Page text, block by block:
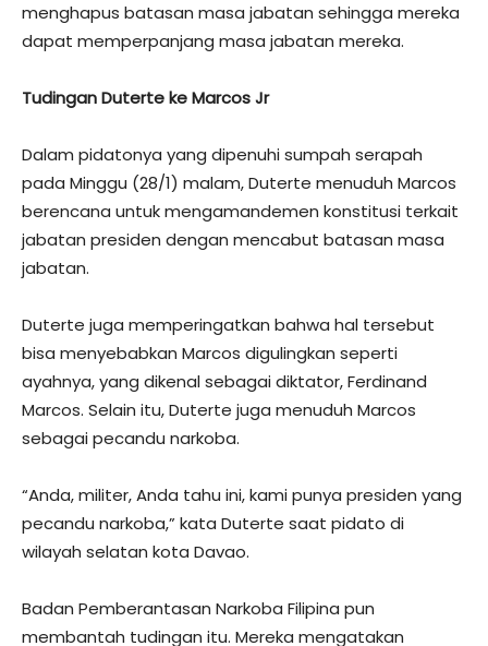
menghapus batasan masa jabatan sehingga mereka
dapat memperpanjang masa jabatan mereka.
Tudingan Duterte ke Marcos Jr
Dalam pidatonya yang dipenuhi sumpah serapah
pada Minggu (28/1) malam, Duterte menuduh Marcos
berencana untuk mengamandemen konstitusi terkait
jabatan presiden dengan mencabut batasan masa
jabatan.
Duterte juga memperingatkan bahwa hal tersebut
bisa menyebabkan Marcos digulingkan seperti
ayahnya, yang dikenal sebagai diktator, Ferdinand
Marcos. Selain itu, Duterte juga menuduh Marcos
sebagai pecandu narkoba.
“Anda, militer, Anda tahu ini, kami punya presiden yang
pecandu narkoba,” kata Duterte saat pidato di
wilayah selatan kota Davao.
Badan Pemberantasan Narkoba Filipina pun
membantah tudingan itu. Mereka mengatakan